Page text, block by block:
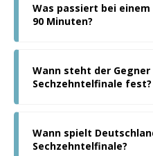
Was passiert bei
90 Minuten?
Wann steht der Gegner
Sechzehntelfinale fest?
Wann spielt
Sechzehntelfinale?